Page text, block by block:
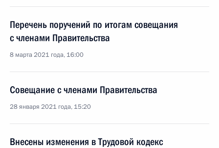
Перечень поручений по итогам совещания
с членами Правительства
8 марта 2021 года, 16:00
Совещание с членами Правительства
28 января 2021 года, 15:20
Внесены изменения в Трудовой кодекс